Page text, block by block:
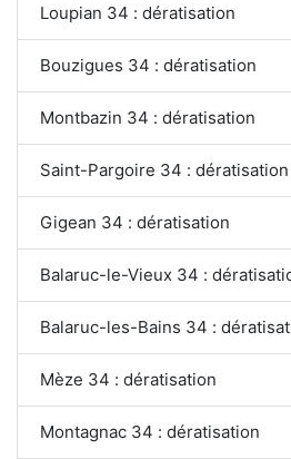
Loupian 34 : dératisation
Bouzigues 34 : dératisation
Montbazin 34 : dératisation
Saint-Pargoire 34 : dératisation
Gigean 34 : dératisation
Balaruc-le-Vieux 34 :
Balaruc-les-Bains 34 :
Mèze 34 : dératisation
Montagnac 34 : dératisation